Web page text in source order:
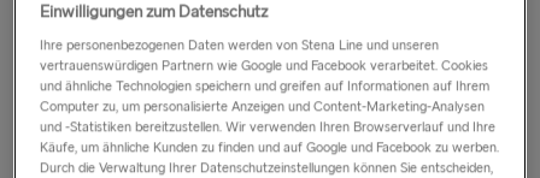
Holland ist berühmt für seine Kunst, seine Kanäle und seine
Sonnenblumen und hat so viel zu bieten. In diesem relativ
kleinen Land können Sie pulsierende Städte mit köstlichem
Essen und Kultur erkunden oder sich in...
Mehr anzeigen
Einwilligungen zum Datenschutz
Ihre personenbezogenen Daten werden von Stena Line und unseren
vertrauenswürdigen Partnern wie Google und Facebook verarbeitet. Cookies
und ähnliche Technologien speichern und greifen auf Informationen auf Ihrem
Computer zu, um personalisierte Anzeigen und Content-Marketing-Analysen
und -Statistiken bereitzustellen. Wir verwenden Ihren Browserverlauf und Ihre
Käufe, um ähnliche Kunden zu finden und auf Google und Facebook zu werben.
Durch die Verwaltung Ihrer Datenschutzeinstellungen können Sie entscheiden,